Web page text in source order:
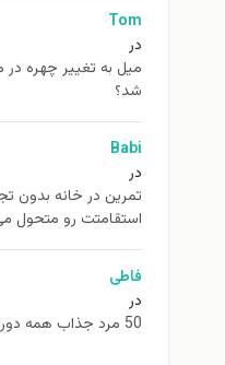
Tom
در
ميل به تغيير چهره
شد؟
Babi
در
استقامتت رو متحول
فاطی
در
50 مرد جذاب همه دوران ها